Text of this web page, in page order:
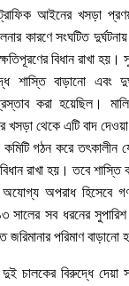
আইনের খসড়া
কারণে সংঘটিত
বিধান রাখা
শাস্তি বাড়ানো এবং
করা হয়েছিল।
থেকে এটি বাদ
গঠন করে তৎকালীন
রাখা হয়। তবে
অযোগ্য অপরাধ হিসেবে
সব ধরনের সুপারিশ
পরিমাণ বাড়ানো
চালকের বিরুদ্ধে দেয়া